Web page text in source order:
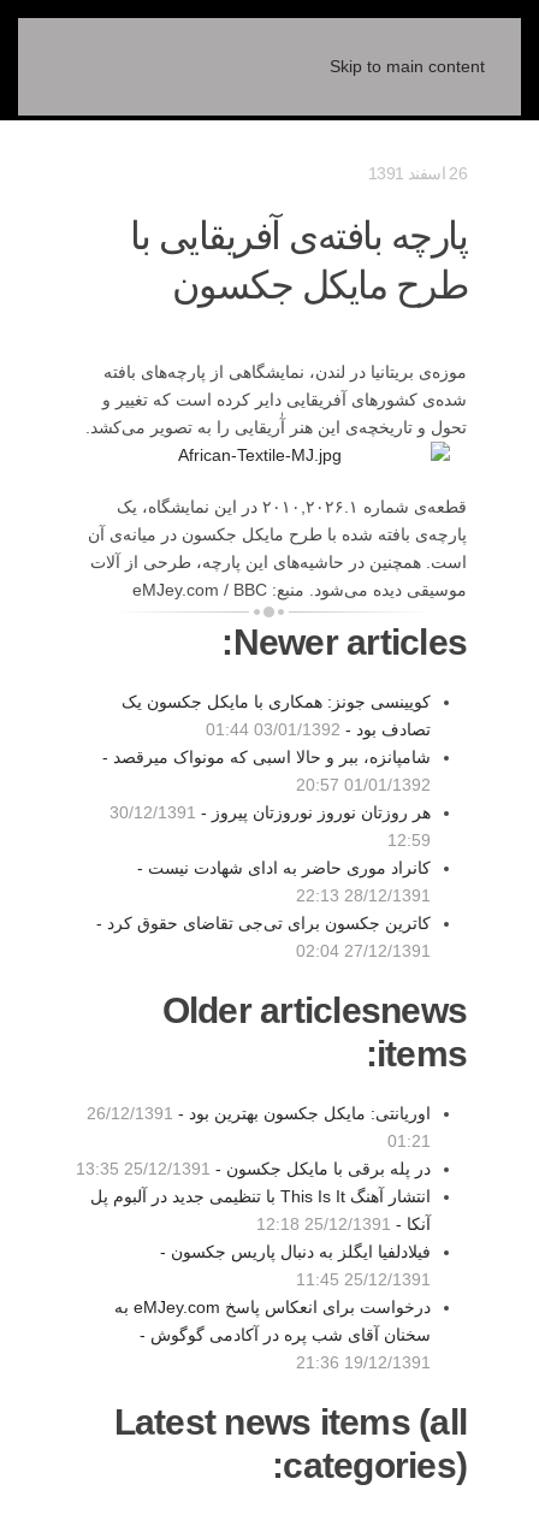
Skip to main content
26 اسفند 1391
پارچه بافته‌ی آفریقایی با
طرح مایکل جکسون
موزه‌ی بریتانیا در لندن، نمایشگاهی از پارچه‌های بافته
شده‌ی کشورهای آفریقایی دایر کرده است که تغییر و
تحول و تاریخچه‌ی این هنر آٰریقایی را به تصویر می‌کشد.
قطعه‌ی‌ شمار‌ه‌ ۲۰۱۰,۲۰۲۶.۱ در این نمایشگاه، یک
پارچه‌ی بافته‌ شده‌ با طرح مایکل جکسون در میانه‌ی آن
است. همچنین در حاشیه‌های این پارچه، طرحی از آلات
موسیقی دیده می‌شود. منبع: eMJey.com / BBC
Newer articles:
کویینسی جونز: همکاری با مایکل جکسون یک
تصادف بود - 03/01/1392 01:44
شامپانزه، ببر و حالا اسبی که مونواک میرقصد -
01/01/1392 20:57
هر روزتان نوروز نوروزتان پیروز - 30/12/1391
12:59
کانراد موری حاضر به ادای شهادت نیست -
28/12/1391 22:13
کاترین جکسون برای تی‌جی تقاضای حقوق کرد -
27/12/1391 02:04
Older articlesnews
items:
اوریانتی: مایکل جکسون بهترین بود - 26/12/1391
01:21
در پله برقی با مایکل جکسون - 25/12/1391 13:35
انتشار آهنگ This Is It با تنظیمی جدید در آلبوم پل
آنکا - 25/12/1391 12:18
فیلادلفیا ایگلز به دنبال پاریس جکسون -
25/12/1391 11:45
درخواست برای انعکاس پاسخ eMJey.com به
سخنان آقای شب پره در آکادمی گوگوش -
19/12/1391 21:36
Latest news items (all
categories):